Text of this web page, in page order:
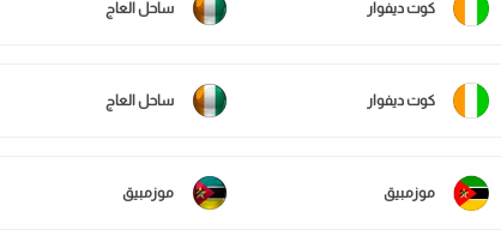
كوت ديفوار ساحل العاج
كوت ديفوار ساحل العاج
موزمبيق موزمبيق